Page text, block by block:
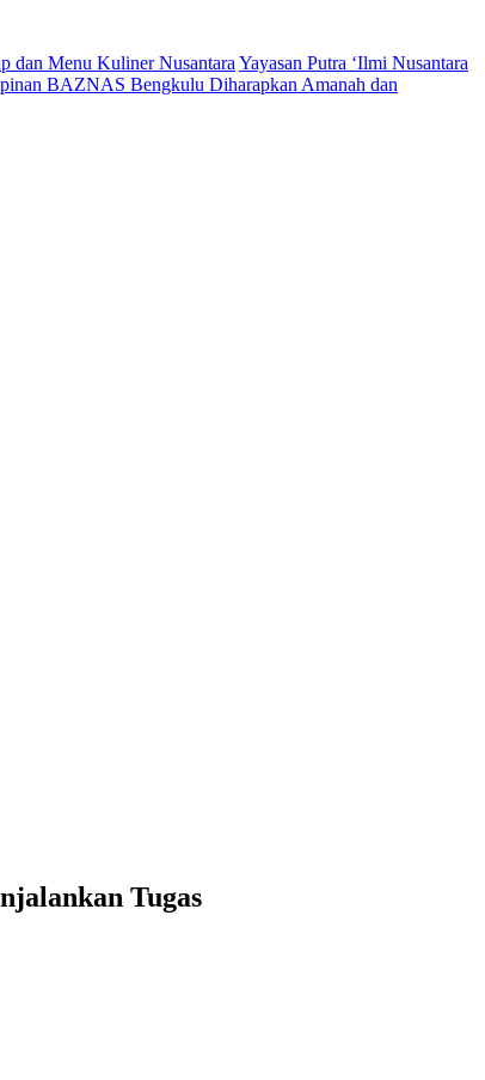
dan Menu Kuliner Nusantara Yayasan Putra ‘Ilmi Nusantara
BAZNAS Bengkulu Diharapkan Amanah dan
Tugas